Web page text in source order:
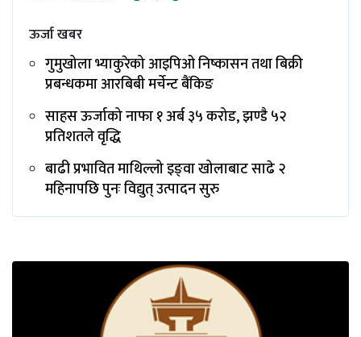
ऊर्जा खबर
गुमुखोला भ्याकुरेको आइपिओ निष्कासन तथा बिक्री
प्रबन्धकमा आरबिबी मर्चेन्ट बैंकिङ
साहस ऊर्जाको नाफा १ अर्ब ३५ करोड, झण्डै ५२
प्रतिशतले वृद्धि
बाढी प्रभावित माथिल्लो इङ्‌वा खोलाबाट साढे २
महिनापछि पुनः विद्युत् उत्पादन सुरु